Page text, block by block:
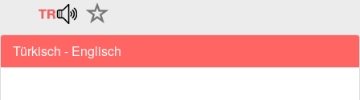
Türkisch - Englisch